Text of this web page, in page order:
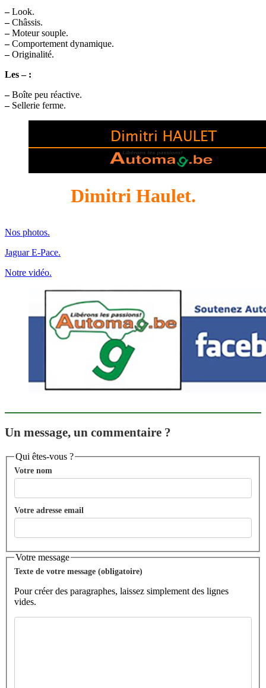
–Look.
–Châssis.
–Moteur souple.
–Comportement dynamique.
–Originalité.
Les – :
–Boîte peu réactive.
–Sellerie ferme.
Dimitri Haulet.
Nos photos.
Jaguar E-Pace.
Notre vidéo.
Un message, un commentaire ?
Qui êtes-vous ?
Votre nom
Votre adresse email
Votre message
Texte de votre message (obligatoire)
Pour créer des paragraphes, laissez simplement des lignes
vides.